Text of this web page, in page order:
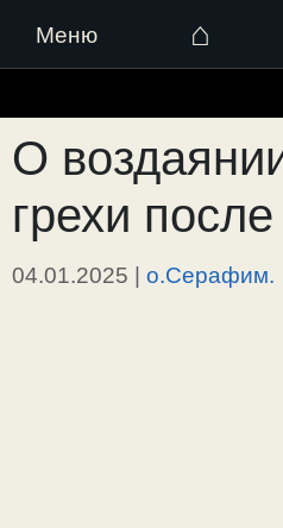
Меню ⌂
к
содержимому
О
грехи
04.01.2025 | о.Серафим.